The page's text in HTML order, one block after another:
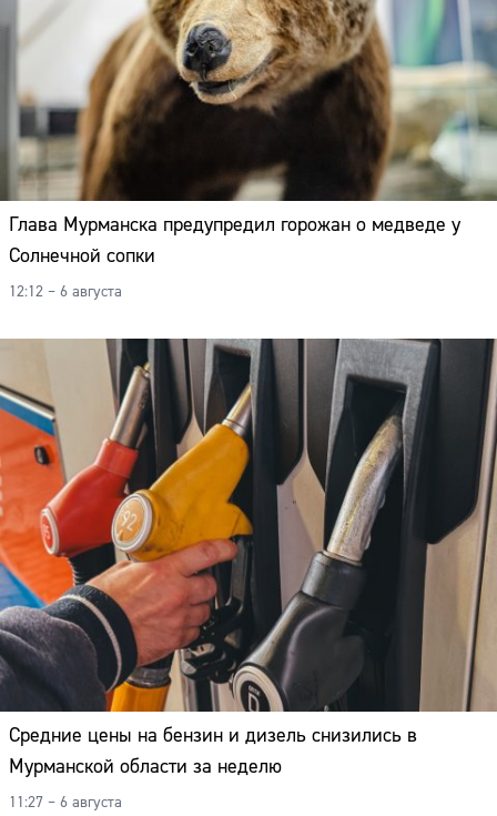
Глава Мурманска предупредил горожан о медведе у
Солнечной сопки
12:12 – 6 августа
Средние цены на бензин и дизель снизились в
Мурманской области за неделю
11:27 – 6 августа